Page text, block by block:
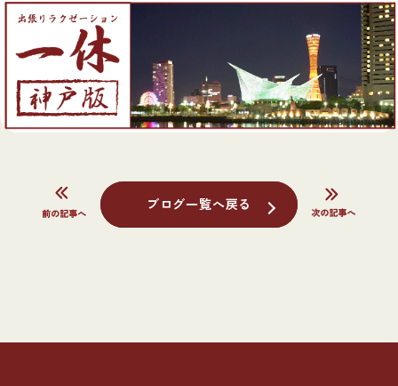
ブログ一覧へ戻る